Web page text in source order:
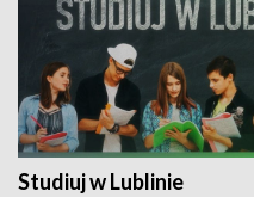
Studiuj w Lublinie